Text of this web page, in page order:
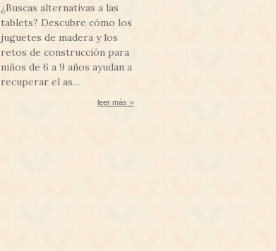
¿Buscas alternativas a las
tablets? Descubre cómo los
juguetes de madera y los
retos de construcción para
niños de 6 a 9 años ayudan a
recuperar el as...
leer más >